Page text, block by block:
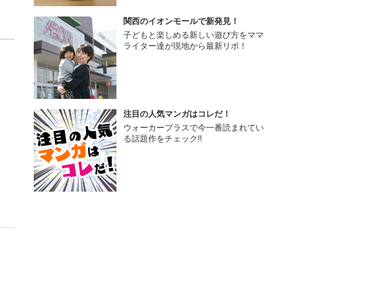
関西のイオンモールで新発見！
子どもと楽しめる新しい遊び方をママ
ライター達が現地から最新リポ！
注目の人気マンガはコレだ！
ウォーカープラスで今一番読まれてい
る話題作をチェック!!